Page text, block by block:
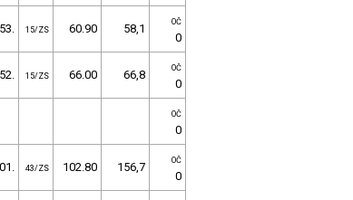
53. 15/ZS 60.90 58,1 OČ
0
52. 15/ZS 66.00 66,8 OČ
0
OČ
0
43/ZS 102.80 156,7 OČ
0